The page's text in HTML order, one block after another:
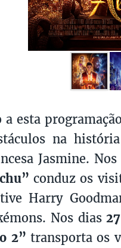
esta
na
Jasmine.
conduz os
Harry
Nos dias
2” transporta os